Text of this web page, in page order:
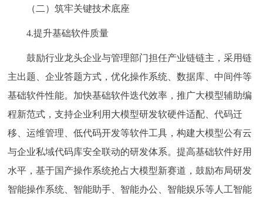
（二）筑牢关键技术底座
4.提升基础软件质量
鼓励行业龙头企业与管理部门担任产业链链主，采用链
主出题、企业答题方式，优化操作系统、数据库、中间件等
基础软件性能。加快基础软件迭代效率，推广大模型辅助编
程新范式，支持企业利用大模型研发软硬件适配、代码迁
移、运维管理、低代码开发等软件工具，构建大模型公有云
与企业私域代码库安全联动的研发体系。提高基础软件好用
水平，基于国产操作系统抢占大模型新赛道，鼓励布局研发
智能操作系统、智能助手、智能办公、智能娱乐等人工智能